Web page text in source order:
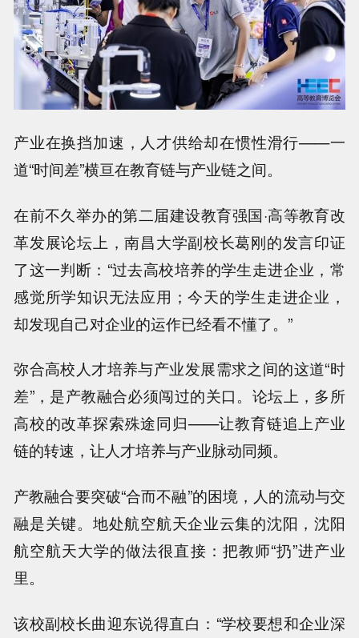
产业在换挡加速，人才供给却在惯性滑行——一
道“时间差”横亘在教育链与产业链之间。
在前不久举办的第二届建设教育强国·高等教育改
革发展论坛上，南昌大学副校长葛刚的发言印证
了这一判断：“过去高校培养的学生走进企业，常
感觉所学知识无法应用；今天的学生走进企业，
却发现自己对企业的运作已经看不懂了。”
弥合高校人才培养与产业发展需求之间的这道“时
差”，是产教融合必须闯过的关口。论坛上，多所
高校的改革探索殊途同归——让教育链追上产业
链的转速，让人才培养与产业脉动同频。
产教融合要突破“合而不融”的困境，人的流动与交
融是关键。地处航空航天企业云集的沈阳，沈阳
航空航天大学的做法很直接：把教师“扔”进产业
里。
该校副校长曲迎东说得直白：“学校要想和企业深